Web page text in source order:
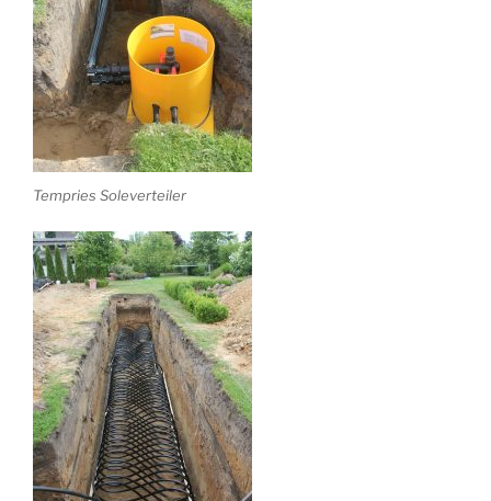
Tempries Soleverteiler